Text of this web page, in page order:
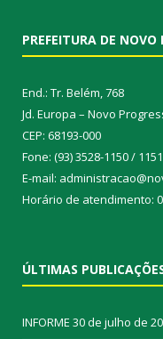
PREFEITURA DE NOVO
End.: Tr. Belém, 768
Jd. Europa – Novo
CEP: 68193-000
Fone: (93) 3528-1150 /
E-mail:
Horário de atendimento:
ÚLTIMAS
INFORME 30 de julho de